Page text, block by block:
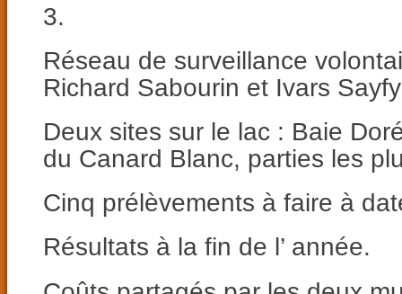
3.
Réseau de surveillance
Richard Sabourin et Ivars
Deux sites sur le lac : Baie
du Canard Blanc, parties les
Cinq prélèvements à faire à
Résultats à la fin de l’ année.